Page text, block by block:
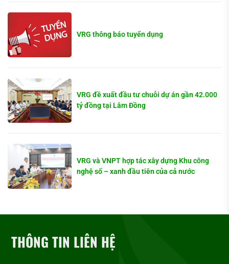
VRG thông báo tuyển dụng
VRG đề xuất đầu tư chuỗi dự án gần 42.000
tỷ đồng tại Lâm Đồng
VRG và VNPT hợp tác xây dựng Khu công
nghệ số – xanh đầu tiên của cả nước
THÔNG TIN LIÊN HỆ